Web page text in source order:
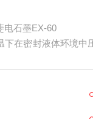
电石墨EX-60
在密封液体环境中